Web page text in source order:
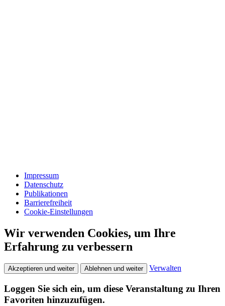
Impressum
Datenschutz
Publikationen
Barrierefreiheit
Cookie-Einstellungen
Wir verwenden Cookies, um Ihre
Erfahrung zu verbessern
Akzeptieren und weiter Ablehnen und weiter Verwalten
Loggen Sie sich ein, um diese Veranstaltung zu Ihren
Favoriten hinzuzufügen.